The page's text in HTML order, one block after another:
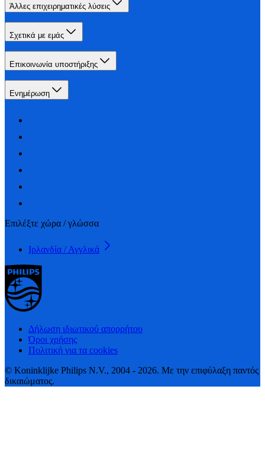
Άλλες επιχειρηματικές λύσεις
Σχετικά με εμάς
Επικοινωνία υποστήριξης
Ενημέρωση
Επιλέξτε χώρα / γλώσσα
Ιρλανδία / Αγγλικά
Δήλωση ιδιωτικού απορρήτου
Όροι χρήσης
Πολιτική για τα cookies
© Koninklijke Philips N.V., 2004 - 2026. Με την επιφύλαξη παντός
δικαιώματος.